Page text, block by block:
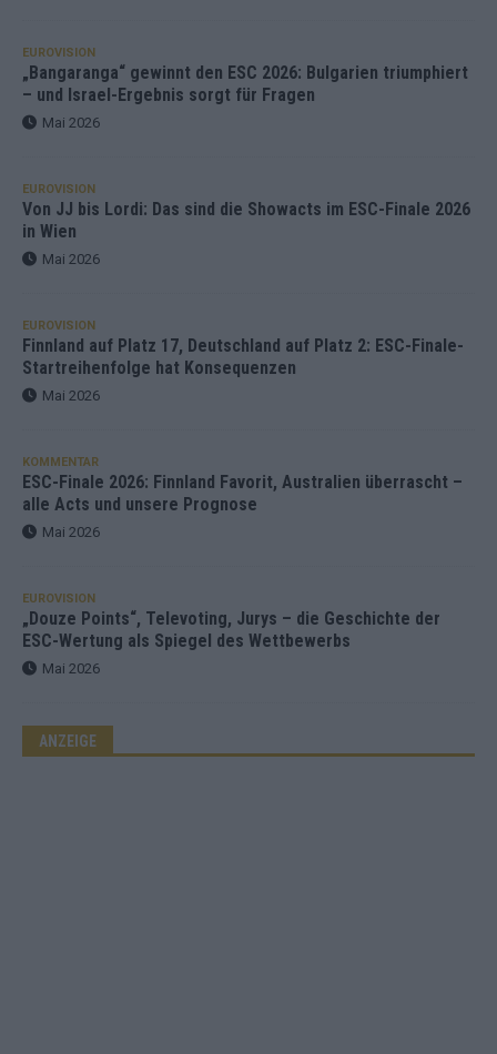
EUROVISION
„Bangaranga“ gewinnt den ESC 2026: Bulgarien triumphiert
– und Israel-Ergebnis sorgt für Fragen
Mai 2026
EUROVISION
Von JJ bis Lordi: Das sind die Showacts im ESC-Finale 2026
in Wien
Mai 2026
EUROVISION
Finnland auf Platz 17, Deutschland auf Platz 2: ESC-Finale-
Startreihenfolge hat Konsequenzen
Mai 2026
KOMMENTAR
ESC-Finale 2026: Finnland Favorit, Australien überrascht –
alle Acts und unsere Prognose
Mai 2026
EUROVISION
„Douze Points“, Televoting, Jurys – die Geschichte der
ESC-Wertung als Spiegel des Wettbewerbs
Mai 2026
ANZEIGE